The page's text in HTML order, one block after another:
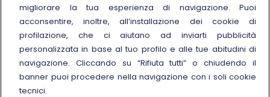
Sostenibilità
Trenitalia for Business
Manuale di Conservazione
Link esterno
Carriere
Link esterno
La Freccia Mag
Link esterno
migliorare la tua esperienza di navigazione. Puoi
acconsentire, inoltre, all’installazione dei cookie di
profilazione, che ci aiutano ad inviarti pubblicità
personalizzata in base al tuo profilo e alle tue abitudini di
navigazione. Cliccando su “Rifiuta tutti” o chiudendo il
banner puoi procedere nella navigazione con i soli cookie
tecnici.